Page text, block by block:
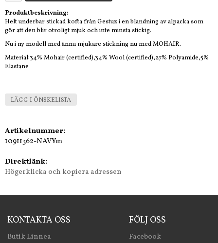
Produktbeskrivning:
Helt underbar stickad kofta från Gestuz i en blandning av alpacka som
gör att den blir otroligt mjuk och inte minsta stickig.
Nu i ny modell med ännu mjukare stickning nu med MOHAIR.
Material:34% Mohair (certified),34% Wool (certified),27% Polyamide,5%
Elastane
LÄGG I ÖNSKELISTA
Artikelnummer:
10911362-NAVYm
Direktlänk:
Högerklicka och kopiera adressen
KONTAKTA OSS
Butik Linnea
FÖLJ OSS
Facebook